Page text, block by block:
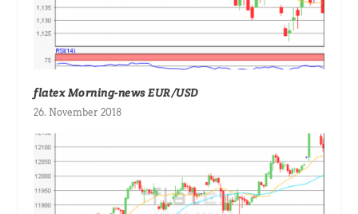
flatex Morning-news EUR/USD
26. November 2018